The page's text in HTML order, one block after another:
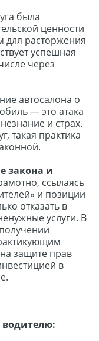
была
ценности
для расторжения
успешная
через
автосалона о
— это атака
и страх.
такая практика
закона и
ссылаясь
и позиции
отказать в
услуги. В
защите прав
в
водителю: